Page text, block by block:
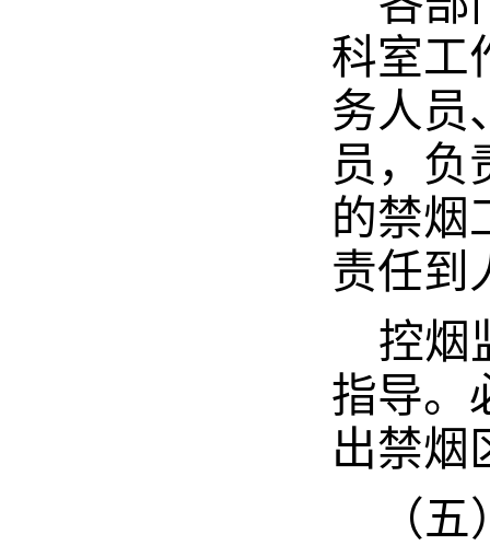
科室工
务人员
员，负
的禁烟
责任到
控烟
指导。
出禁烟
（